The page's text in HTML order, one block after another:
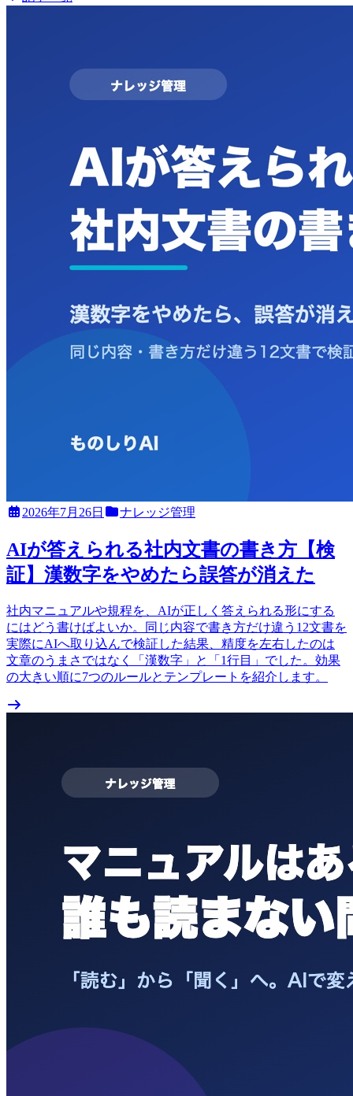
2026年7月26日 ナレッジ管理
AIが答えられる社内文書の書き方【検
証】漢数字をやめたら誤答が消えた
社内マニュアルや規程を、AIが正しく答えられる形にする
にはどう書けばよいか。同じ内容で書き方だけ違う12文書を
実際にAIへ取り込んで検証した結果、精度を左右したのは
文章のうまさではなく「漢数字」と「1行目」でした。効果
の大きい順に7つのルールとテンプレートを紹介します。